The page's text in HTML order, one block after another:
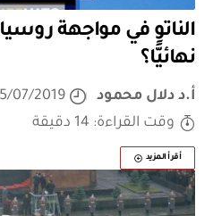
نهائيًّا؟
أ.د دلال محمود
15/07/2019
وقت القراءة: 14 دقيقة
أقرأ المزيد